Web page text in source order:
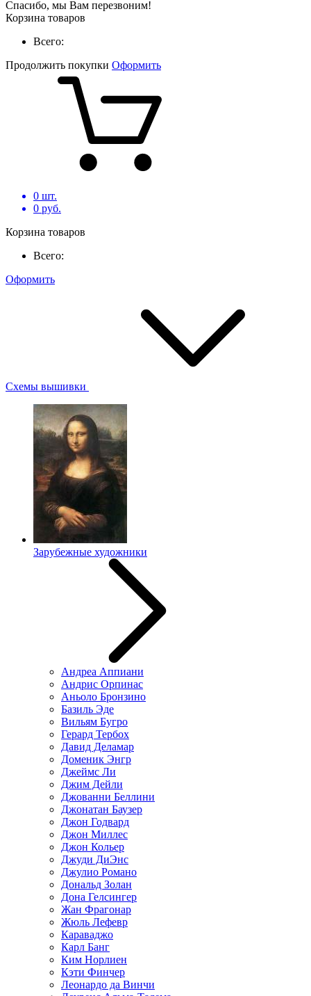
Спасибо, мы Вам перезвоним!
Корзина товаров
Всего:
Продолжить покупки Оформить
0 шт.
0 руб.
Корзина товаров
Всего:
Оформить
Схемы вышивки
Зарубежные художники
Андреа Аппиани
Андрис Орпинас
Аньоло Бронзино
Базиль Эде
Вильям Бугро
Герард Тербох
Давид Деламар
Доменик Энгр
Джеймс Ли
Джим Дейли
Джованни Беллини
Джонатан Баузер
Джон Годвард
Джон Миллес
Джон Кольер
Джуди ДиЭнс
Джулио Романо
Дональд Золан
Дона Гелсингер
Жан Фрагонар
Жюль Лефевр
Караваджо
Карл Банг
Ким Норлиен
Кэти Финчер
Леонардо да Винчи